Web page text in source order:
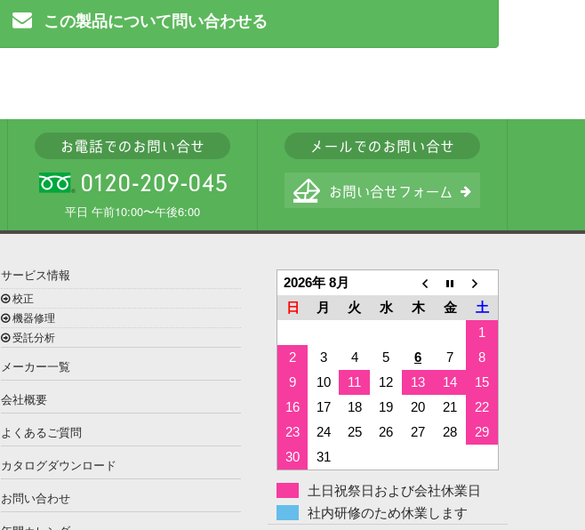
この製品について問い合わせる
平日 午前10:00〜午後6:00
サービス情報
校正
機器修理
受託分析
メーカー一覧
会社概要
よくあるご質問
カタログダウンロード
お問い合わせ
2026年 8月
日
月 火 水 木 金
土
1
2
3 4 5 6 7
8
9
10 11 12 13 14
15
16
17 18 19 20 21
22
23
24 25 26 27 28
29
30
31
土日祝祭日および会社休業日
社内研修のため休業します